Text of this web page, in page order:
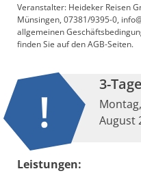
Veranstalter: Heideker Reisen
Münsingen, 07381/9395-0,
allgemeinen
finden Sie auf den AGB-Seiten.
3-
August
Leistungen: